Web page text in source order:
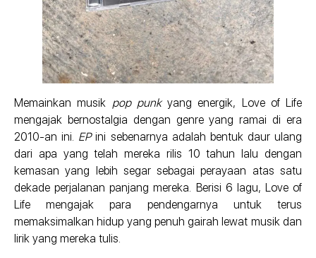
Memainkan musik pop punk yang energik, Love of Life
mengajak bernostalgia dengan genre yang ramai di era
2010-an ini. EPini sebenarnya adalah bentuk daur ulang
dari apa yang telah mereka rilis 10 tahun lalu dengan
kemasan yang lebih segar sebagai perayaan atas satu
dekade perjalanan panjang mereka. Berisi 6 lagu, Love of
Life mengajak para pendengarnya untuk terus
memaksimalkan hidup yang penuh gairah lewat musik dan
lirik yang mereka tulis.